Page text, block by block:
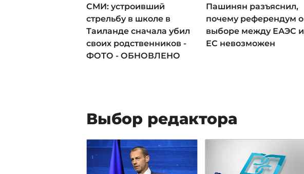
СМИ: устроивший
стрельбу в школе в
Таиланде сначала убил
своих родственников -
ФОТО - ОБНОВЛЕНО
Пашинян разъяснил,
почему референдум о
выборе между ЕАЭС и
ЕС невозможен
Выбор редактора